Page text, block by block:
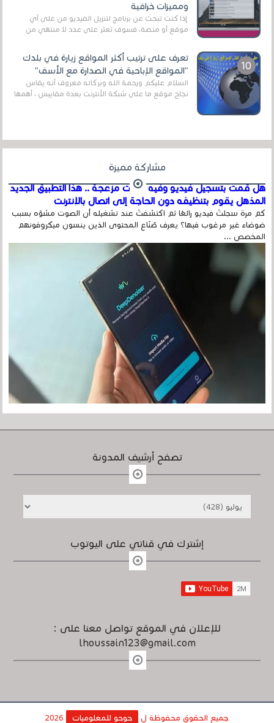
ومميزات خرافية
إذا كنت تبحث عن برنامج لتنزيل الفيديو من على أي
موقع أو منصة، فسوف تعثر على عدد لا منتهي من
تعرف على ترتيب أكثر المواقع زيارة في بلدك
"المواقع الإباحية في الصدارة مع الأسف"
السلام عليكم ورحمة الله وبركاته معروف أنه يقاس
نجاح موقع ما على شبكة الأنترنت بعدة مقاييس ، أهمها
مشاركة مميزة
هل قمت بتسجيل فيديو وفيه أصوت مزعجة .. هذا التطبيق الجديد
المذهل يقوم بتنظيفه دون الحاجة إلى اتصال بالإنترنت
كم مرة سجلتَ فيديو رائعًا ثم اكتشفتَ عند تشغيله أن الصوت مشوّه بسبب
ضوضاء غير مرغوب فيها؟ يعرف صُنّاع المحتوى الذين ينسون ميكروفونهم
المخصص ...
تصفح أرشيف المدونة
إشترك في قناتي على اليوتوب
للإعلان في الموقع تواصل معنا على :
lhoussain123@gmail.com
جميع الحقوق محفوظة ل حوحو للمعلوميات